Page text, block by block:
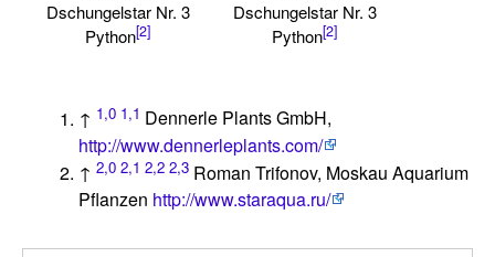
Dschungelstar Nr. 3
Python[2]
Dschungelstar Nr. 3
Python[2]
↑ 1,0 1,1 Dennerle Plants GmbH,
http://www.dennerleplants.com/
↑2,0 2,1 2,2 2,3 Roman Trifonov, Moskau Aquarium
Pflanzen http://www.staraqua.ru/